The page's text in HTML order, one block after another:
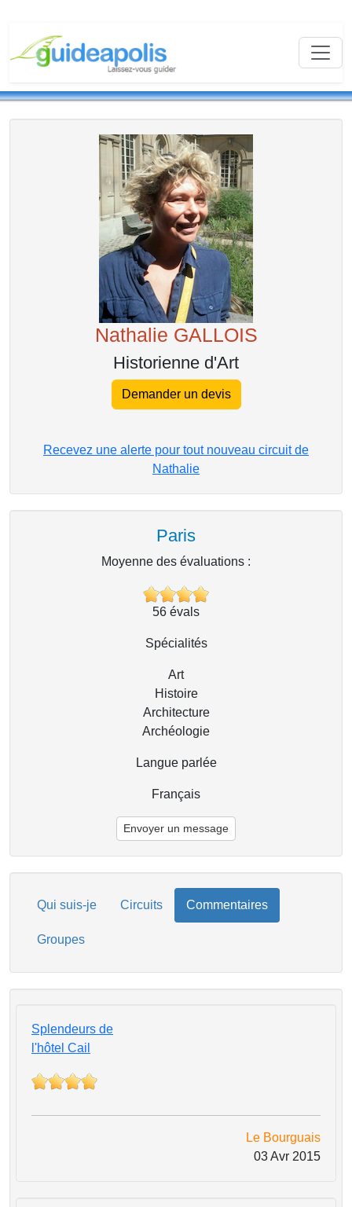
Nathalie GALLOIS
Historienne d'Art
Demander un devis
Recevez une alerte pour tout nouveau circuit de
Nathalie
Paris
Moyenne des évaluations :
56 évals
Spécialités
Art
Histoire
Architecture
Archéologie
Langue parlée
Français
Envoyer un message
Qui suis-je Circuits Commentaires
Groupes
Splendeurs de
l'hôtel Cail
Le Bourguais
03 Avr 2015